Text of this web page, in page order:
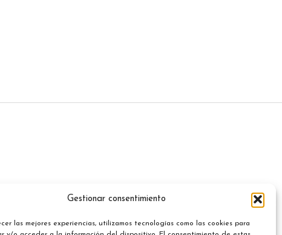
Gestionar consentimiento
las mejores experiencias, utilizamos tecnologías como las cookies para